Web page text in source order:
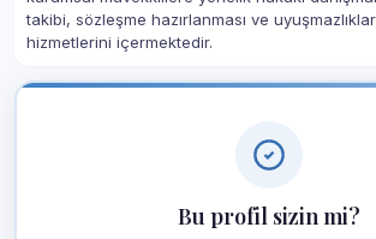
takibi, sözleşme hazırlanması ve
hizmetlerini içermektedir.
Bu profil sizin mi?